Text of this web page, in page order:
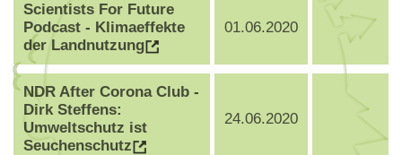
Scientists For Future
Podcast - Klimaeffekte
der Landnutzung
01.06.2020
NDR After Corona Club -
Dirk Steffens:
Umweltschutz ist
Seuchenschutz
24.06.2020